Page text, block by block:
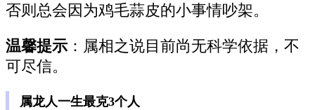
否则总会因为鸡毛蒜皮的小事情吵架。
温馨提示 ：属相之说目前尚无科学依据，不
可尽信。
属龙人一生最克3个人